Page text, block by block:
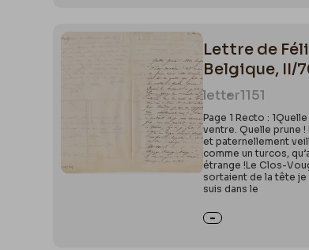
Lettre de
Belgique, II/
letter1151
Page 1 Recto :
ventre. Quelle prune
et paternellement
comme un turcos,
étrange !Le Clos-
sortaient de la tête je
suis dans le